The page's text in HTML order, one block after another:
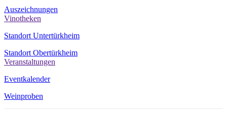
Auszeichnungen
Vinotheken
Standort Untertürkheim
Standort Obertürkheim
Veranstaltungen
Eventkalender
Weinproben